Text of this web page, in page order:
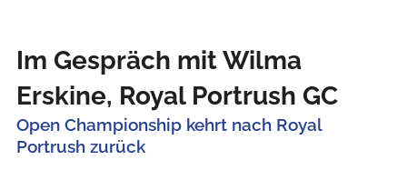
Im Gespräch mit Wilma
Erskine, Royal Portrush GC
Open Championship kehrt nach Royal
Portrush zurück